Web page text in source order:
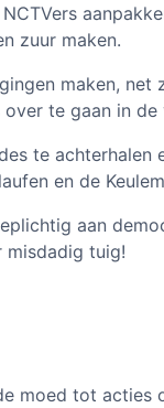
zuur maken.
maken,
te gaan in
te
en de
aan
misdadig tuig!
moed tot acties